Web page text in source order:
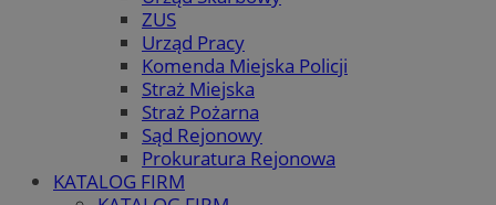
ZUS
Urząd Pracy
Komenda Miejska Policji
Straż Miejska
Straż Pożarna
Sąd Rejonowy
Prokuratura Rejonowa
KATALOG FIRM